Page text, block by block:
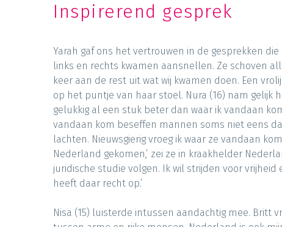
Inspirerend gesprek
Yarah gaf ons het vertrouwen in de gesprekken
links en rechts kwamen aansnellen. Ze schoven
keer aan de rest uit wat wij kwamen doen. Een
op het puntje van haar stoel. Nura (16) nam gelijk
gelukkig al een stuk beter dan waar ik vandaan
vandaan kom beseffen mannen soms niet eens
lachten. Nieuwsgierig vroeg ik waar ze vandaan
Nederland gekomen,’ zei ze in kraakhelder
juridische studie volgen. Ik wil strijden voor vrijheid
heeft daar recht op.’
Nisa (15) luisterde intussen aandachtig mee. Britt